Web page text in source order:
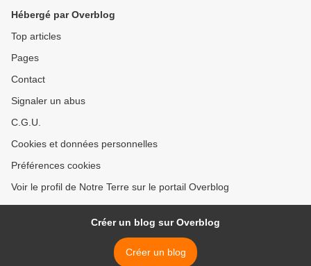
Hébergé par Overblog
Top articles
Pages
Contact
Signaler un abus
C.G.U.
Cookies et données personnelles
Préférences cookies
Voir le profil de Notre Terre sur le portail Overblog
Créer un blog sur Overblog
Créer un blog